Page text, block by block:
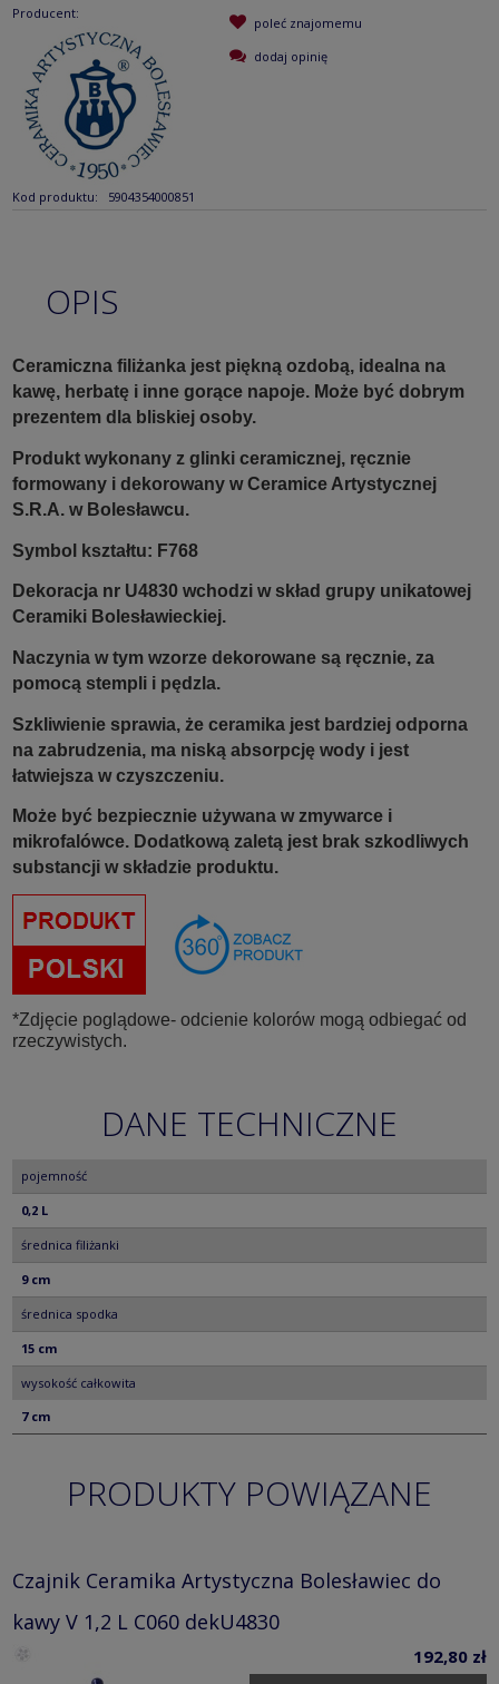
Producent:
Kod produktu: 5904354000851
poleć znajomemu
dodaj opinię
OPIS
Ceramiczna filiżanka jest piękną ozdobą, idealna na
kawę, herbatę i inne gorące napoje. Może być dobrym
prezentem dla bliskiej osoby.
Produkt wykonany z glinki ceramicznej, ręcznie
formowany i dekorowany w Ceramice Artystycznej
S.R.A. w Bolesławcu.
Symbol kształtu: F768
Dekoracja nr U4830 wchodzi w skład grupy unikatowej
Ceramiki Bolesławieckiej.
Naczynia w tym wzorze dekorowane są ręcznie, za
pomocą stempli i pędzla.
Szkliwienie sprawia, że ceramika jest bardziej odporna
na zabrudzenia, ma niską absorpcję wody i jest
łatwiejsza w czyszczeniu.
Może być bezpiecznie używana w zmywarce i
mikrofalówce. Dodatkową zaletą jest brak szkodliwych
substancji w składzie produktu.
*Zdjęcie poglądowe- odcienie kolorów mogą odbiegać od
rzeczywistych.
DANE TECHNICZNE
pojemność
0,2 L
średnica filiżanki
9 cm
średnica spodka
15 cm
wysokość całkowita
7 cm
PRODUKTY POWIĄZANE
Czajnik Ceramika Artystyczna Bolesławiec do
kawy V 1,2 L C060 dekU4830
192,80 zł